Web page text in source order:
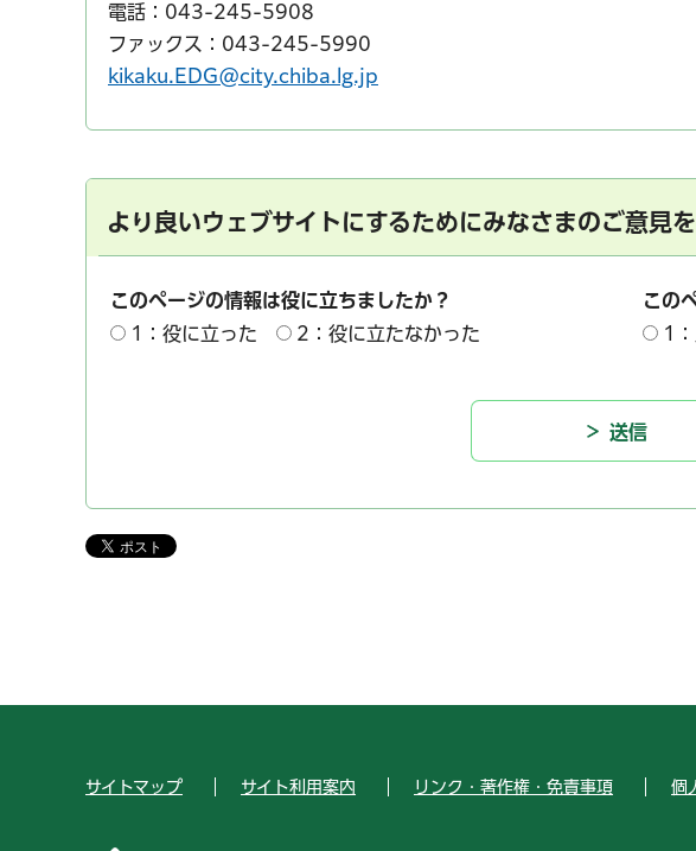
電話：043-245-5908
ファックス：043-245-5990
kikaku.EDG@city.chiba.lg.jp
より良いウェブサイトにするためにみなさまのご意見
このページの情報は役に立ちましたか？
1：役に立った
2：役に立たなかった
この
1
サイトマップ サイト利用案内 リンク・著作権・免責事項 個